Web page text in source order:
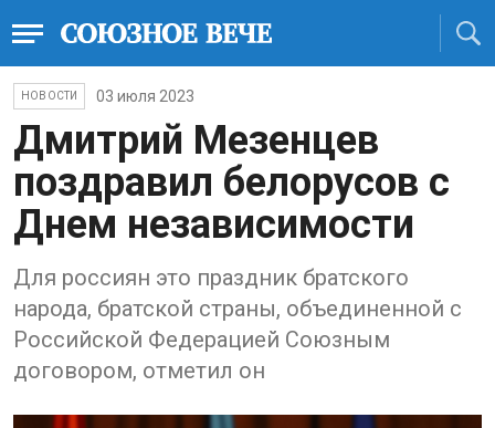
НОВОСТИ 03 июля 2023
Дмитрий Мезенцев
поздравил белорусов с
Днем независимости
Для россиян это праздник братского
народа, братской страны, объединенной с
Российской Федерацией Союзным
договором, отметил он